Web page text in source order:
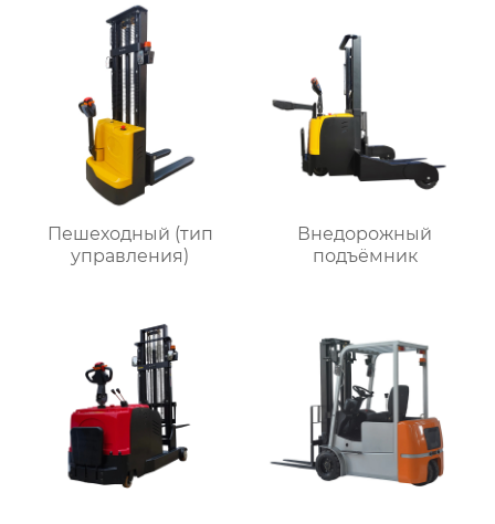
Пешеходный (тип
управления)
Внедорожный
подъёмник